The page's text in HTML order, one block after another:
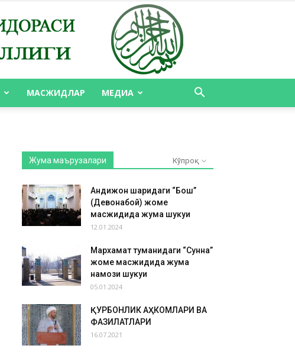
МАСЖИДЛАР МЕДИА
Жума маърузалари Кўпроқ
Андижон шаҳридаги “Бош”
(Девонабой) жоме
масжидида жума шукуҳи
12.01.2024
Мархамат туманидаги “Сунна”
жоме масжидида жума
намози шукуҳи
05.01.2024
ҚУРБОНЛИК АҲКОМЛАРИ ВА
ФАЗИЛАТЛАРИ
16.07.2021